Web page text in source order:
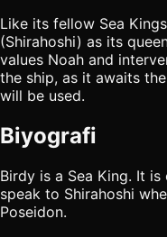
Like its fellow Sea
(Shirahoshi) as its
values Noah and
the ship, as it awaits
will be used.
Biyografi
Birdy is a Sea King. It
speak to Shirahoshi
Poseidon.